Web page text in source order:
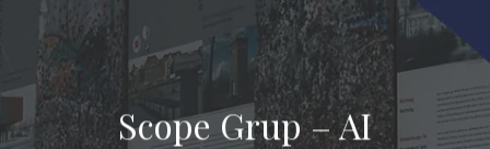
Scope Grup – AI